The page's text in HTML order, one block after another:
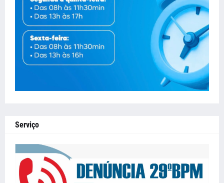
Serviço